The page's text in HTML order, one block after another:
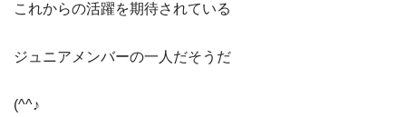
これからの活躍を期待されている
ジュニアメンバーの一人だそうだ
(^^♪